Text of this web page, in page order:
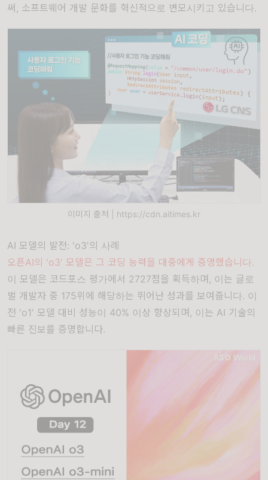
써, 소프트웨어 개발 문화를 혁신적으로 변모시키고 있습니다.
이미지 출처 | https://cdn.aitimes.kr
AI 모델의 발전: 'o3'의 사례
오픈AI의 'o3' 모델은 그 코딩 능력을 대중에게 증명했습니다.
이 모델은 코드포스 평가에서 2727점을 획득하며, 이는 글로
벌 개발자 중 175위에 해당하는 뛰어난 성과를 보여줍니다. 이
전 'o1' 모델 대비 성능이 40% 이상 향상되며, 이는 AI 기술의
빠른 진보를 증명합니다.